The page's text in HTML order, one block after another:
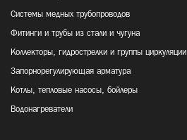
Системы медных трубопроводов
Фитинги и трубы из стали и чугуна
Коллекторы, гидрострелки и группы циркуляции
Запорнорегулирующая арматура
Котлы, тепловые насосы, бойлеры
Водонагреватели